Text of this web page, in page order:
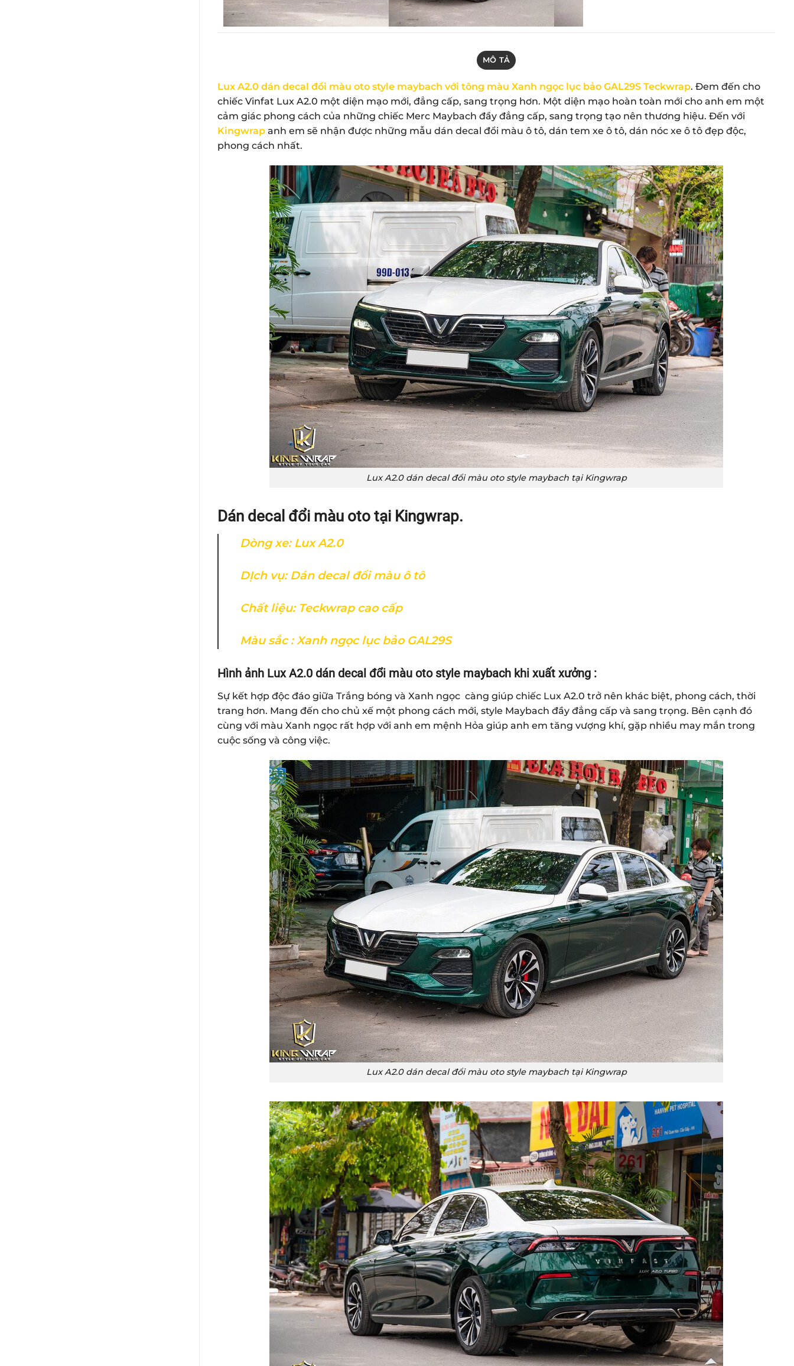
MÔ TẢ
Lux A2.0 dán decal đổi màu oto style maybach với tông màu Xanh ngọc lục bảo GAL29S Teckwrap. Đem đến cho
chiếc Vinfat Lux A2.0 một diện mạo mới, đẳng cấp, sang trọng hơn. Một diện mạo hoàn toàn mới cho anh em một
cảm giác phong cách của những chiếc Merc Maybach đầy đẳng cấp, sang trọng tạo nên thương hiệu. Đến với
Kingwrap anh em sẽ nhận được những mẫu dán decal đổi màu ô tô, dán tem xe ô tô, dán nóc xe ô tô đẹp độc,
phong cách nhất.
Lux A2.0 dán decal đổi màu oto style maybach tại Kingwrap
Dán decal đổi màu oto tại Kingwrap.
Dòng xe: Lux A2.0
DỊch vụ: Dán decal đổi màu ô tô
Chất liệu: Teckwrap cao cấp
Màu sắc : Xanh ngọc lục bảo GAL29S
Hình ảnh Lux A2.0 dán decal đổi màu oto style maybach khi xuất xưởng :
Sự kết hợp độc đáo giữa Trắng bóng và Xanh ngọc càng giúp chiếc Lux A2.0 trở nên khác biệt, phong cách, thời
trang hơn. Mang đến cho chủ xế một phong cách mới, style Maybach đầy đẳng cấp và sang trọng. Bên cạnh đó
cùng với màu Xanh ngọc rất hợp với anh em mệnh Hỏa giúp anh em tăng vượng khí, gặp nhiều may mắn trong
cuộc sống và công việc.
Lux A2.0 dán decal đổi màu oto style maybach tại Kingwrap